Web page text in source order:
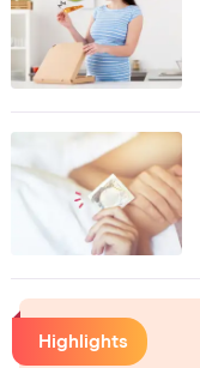
Highlights